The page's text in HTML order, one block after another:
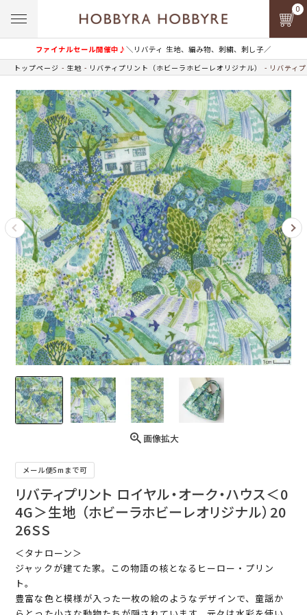
ファイナルセール開催中♪＼リバティ 生地、編み物、刺繍、刺し子／
0
トップページ 生地 リバティプリント（ホビーラホビーレオリジナル） リバティ
画像拡大
メール便5mまで可
リバティプリント ロイヤル・オーク・ハウス＜0
4G＞生地 （ホビーラホビーレオリジナル）20
26SS
＜タナローン＞
ジャックが建てた家。この物語の核となるヒーロー・プリン
ト。
豊富な色と模様が入った一枚の絵のようなデザインで、童謡か